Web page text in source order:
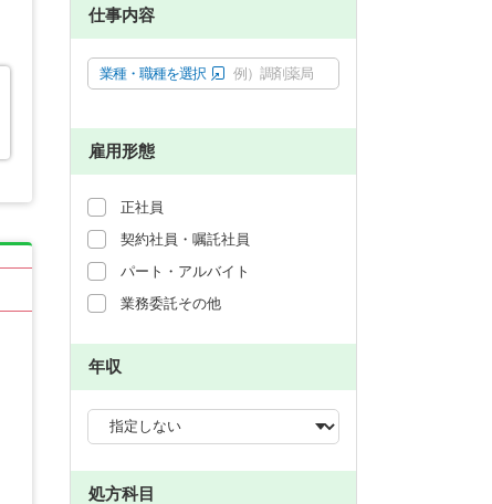
仕事内容
業種・職種を選択 例）調剤薬局
雇用形態
正社員
契約社員・嘱託社員
パート・アルバイト
業務委託その他
年収
処方科目